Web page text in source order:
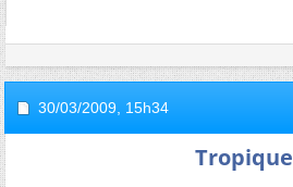
30/03/2009, 15h34
Tropique